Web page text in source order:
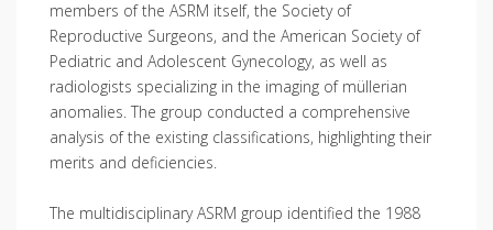
members of the ASRM itself, the Society of
Reproductive Surgeons, and the American Society of
Pediatric and Adolescent Gynecology, as well as
radiologists specializing in the imaging of müllerian
anomalies. The group conducted a comprehensive
analysis of the existing classifications, highlighting their
merits and deficiencies.
The multidisciplinary ASRM group identified the 1988